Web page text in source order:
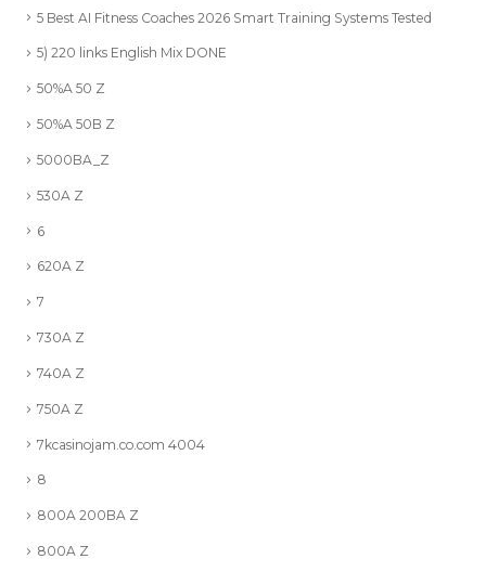
5 Best AI Fitness Coaches 2026 Smart Training Systems Tested
5) 220 links English Mix DONE
50%A 50 Z
50%A 50B Z
5000BA_Z
530A Z
6
620A Z
7
730A Z
740A Z
750A Z
7kcasinojam.co.com 4004
8
800A 200BA Z
800A Z